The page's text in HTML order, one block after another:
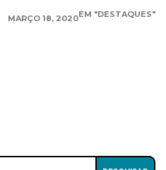
MARÇO 18, 2020EM "DESTAQUES"